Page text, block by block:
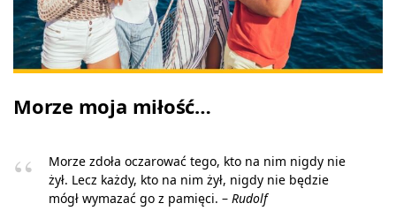
Morze moja miłość…
Morze zdoła oczarować tego, kto na nim nigdy nie
żył. Lecz każdy, kto na nim żył, nigdy nie będzie
mógł wymazać go z pamięci. – Rudolf